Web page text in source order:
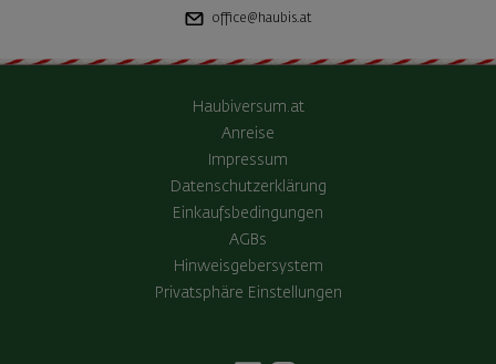
office@haubis.at
Haubiversum.at
Anreise
Impressum
Datenschutzerklärung
Einkaufsbedingungen
AGBs
Hinweisgebersystem
Privatsphäre Einstellungen